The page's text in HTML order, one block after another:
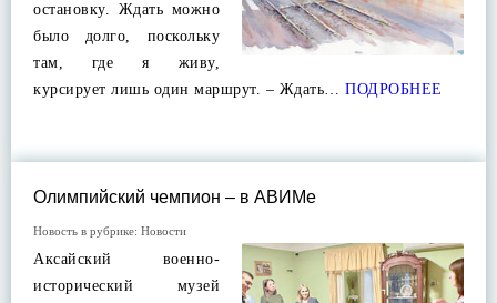
остановку. Ждать можно
было долго, поскольку
там, где я живу,
курсирует лишь один маршрут. – Ждать… ПОДРОБНЕЕ
Олимпийский чемпион – в АВИМе
Новость в рубрике: Новости
Аксайский военно-
исторический музей